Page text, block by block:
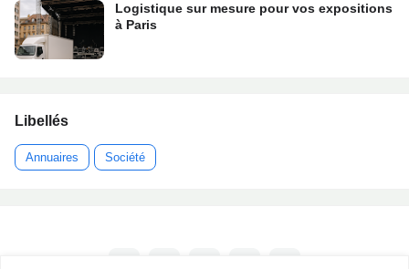
Logistique sur mesure pour vos expositions
à Paris
Libellés
Annuaires Société